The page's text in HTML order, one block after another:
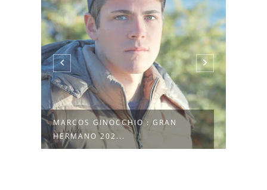
MARCOS GINOCCHIO : GRAN
HERMANO 202...